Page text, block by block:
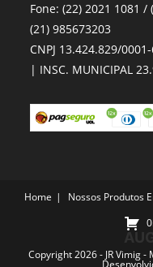
Fone: (22) 2021 1081
(21) 985673203
CNPJ 13.424.829/
| INSC. MUNICIPAL
Home Nossos Produtos
Copyright 2026 - JR Vimig -